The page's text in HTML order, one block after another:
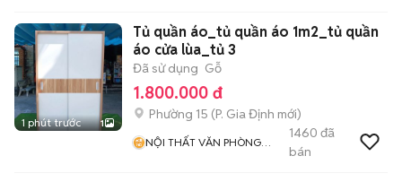
1 phút trước 1
Tủ quần áo_tủ quần áo 1m2_tủ quần
áo cửa lùa_tủ 3
Đã sử dụng Gỗ
1.800.000 đ
Phường 15 (P. Gia Định mới)
NỘI THẤT VĂN PHÒNG
1460 đã
bán